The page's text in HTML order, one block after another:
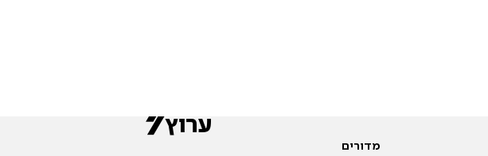
מדורים